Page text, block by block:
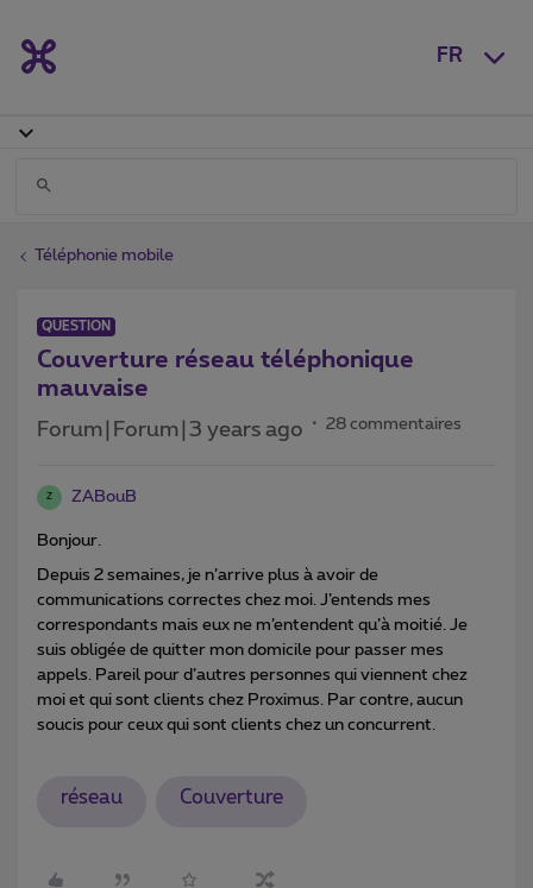
FR
Téléphonie mobile
QUESTION
Couverture réseau téléphonique
mauvaise
Forum|Forum|3 years ago 28 commentaires
Z ZABouB
Bonjour.
Depuis 2 semaines, je n’arrive plus à avoir de
communications correctes chez moi. J’entends mes
correspondants mais eux ne m’entendent qu’à moitié. Je
suis obligée de quitter mon domicile pour passer mes
appels. Pareil pour d’autres personnes qui viennent chez
moi et qui sont clients chez Proximus. Par contre, aucun
soucis pour ceux qui sont clients chez un concurrent.
réseau Couverture